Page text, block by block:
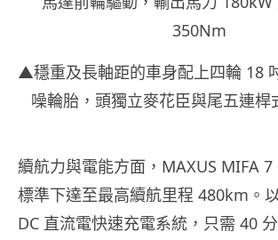
350Nm
▲穩重及長軸距的車身配上四輪 18
噪輪胎，頭獨立麥花臣與尾五連桿
續航力與電能方面，MAXUS MIFA 7
標準下達至最高續航里程 480km。
DC 直流電快速充電系統，只需 40